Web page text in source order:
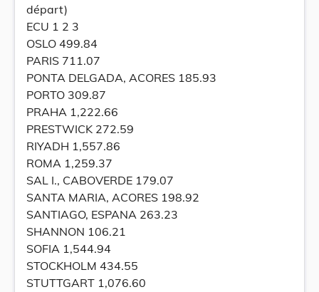
départ)
ECU 1 2 3
OSLO 499.84
PARIS 711.07
PONTA DELGADA, ACORES 185.93
PORTO 309.87
PRAHA 1,222.66
PRESTWICK 272.59
RIYADH 1,557.86
ROMA 1,259.37
SAL I., CABOVERDE 179.07
SANTA MARIA, ACORES 198.92
SANTIAGO, ESPANA 263.23
SHANNON 106.21
SOFIA 1,544.94
STOCKHOLM 434.55
STUTTGART 1,076.60